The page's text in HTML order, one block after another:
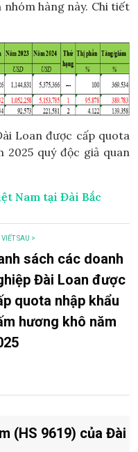
hàng này. Chi tiết
Loan được cấp quota
2025 quý độc giả quan
Nam tại Đài Bắc
VIẾT SAU >
sách các doanh
Đài Loan được
quota nhập khẩu
hương khô năm
(HS 9619) của Đài